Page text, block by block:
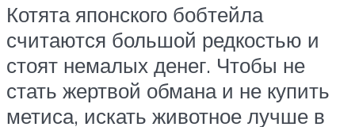
Котята японского бобтейла
считаются большой редкостью и
стоят немалых денег. Чтобы не
стать жертвой обмана и не купить
метиса, искать животное лучше в